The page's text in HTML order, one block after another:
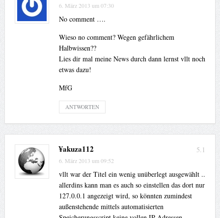
6. März 2013 um 07:30
No comment ….
Wieso no comment? Wegen gefährlichem
Halbwissen??
Lies dir mal meine News durch dann lernst vllt noch
etwas dazu!
MfG
ANTWORTEN
5.1
¥akuza112
6. März 2013 um 09:52
vllt war der Titel ein wenig unüberlegt ausgewählt ..
allerdins kann man es auch so einstellen das dort nur
127.0.0.1 angezeigt wird, so könnten zumindest
außenstehende mittels automatisierten